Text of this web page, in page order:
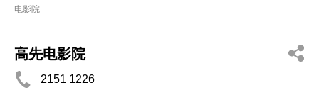
电影院
高先电影院
2151 1226